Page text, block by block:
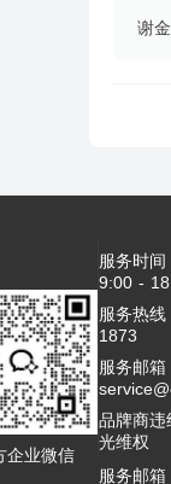
谢
企业微信
服务时
9:00 -
服务热
1873
服务邮箱
品牌商违
光维权
服务邮箱